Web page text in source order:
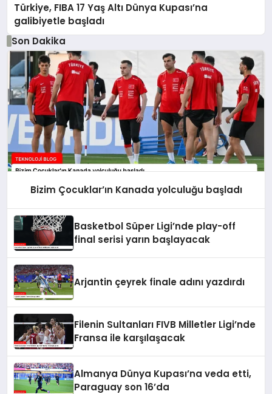
Türkiye, FIBA 17 Yaş Altı Dünya Kupası’na
galibiyetle başladı
Son Dakika
Bizim Çocuklar’ın Kanada yolculuğu başladı
Basketbol Süper Ligi’nde play-off
final serisi yarın başlayacak
Arjantin çeyrek finale adını yazdırdı
Filenin Sultanları FIVB Milletler Ligi’nde
Fransa ile karşılaşacak
Almanya Dünya Kupası’na veda etti,
Paraguay son 16’da